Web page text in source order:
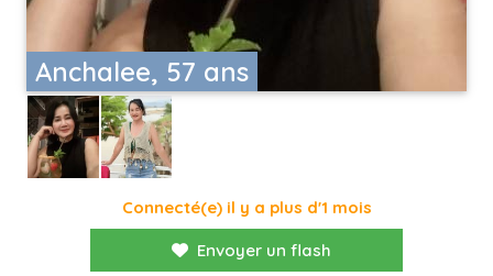
Anchalee, 57 ans
Connecté(e) il y a plus d'1 mois
Envoyer un flash